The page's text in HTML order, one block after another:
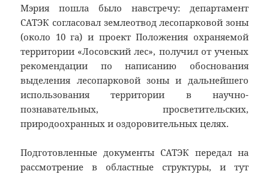
Мэрия пошла было навстречу: департамент
САТЭК согласовал землеотвод лесопарковой зоны
(около 10 га) и проект Положения охраняемой
территории «Лосовский лес», получил от ученых
рекомендации по написанию обоснования
выделения лесопарковой зоны и дальнейшего
использования территории в научно-
познавательных, просветительских,
природоохранных и оздоровительных целях.
Подготовленные документы САТЭК передал на
рассмотрение в областные структуры, и тут